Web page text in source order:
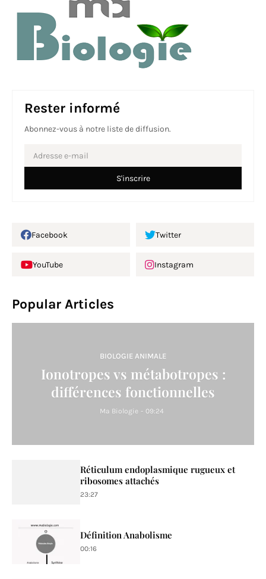
Rester informé
Abonnez-vous à notre liste de diffusion.
Facebook Twitter
YouTube Instagram
Popular Articles
BIOLOGIE ANIMALE
Ionotropes vs métabotropes :
différences fonctionnelles
Ma Biologie - 09:24
Réticulum endoplasmique rugueux et
ribosomes attachés
23:27
Définition Anabolisme
00:16